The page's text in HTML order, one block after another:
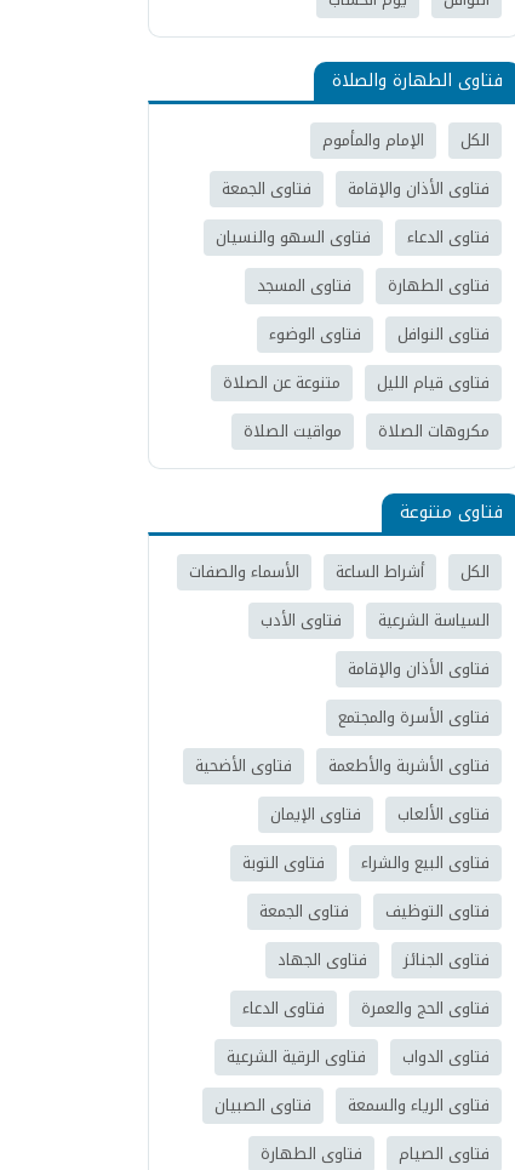
فتاوى الطهارة والصلاة
الكل
الإمام والمأموم
فتاوى الأذان والإقامة
فتاوى الجمعة
فتاوى الدعاء
فتاوى السهو والنسيان
فتاوى الطهارة
فتاوى المسجد
فتاوى النوافل
فتاوى الوضوء
فتاوى قيام الليل
متنوعة عن الصلاة
مكروهات الصلاة
مواقيت الصلاة
فتاوى متنوعة
الكل أشراط الساعة
الأسماء والصفات
السياسة الشرعية
فتاوى الأدب
فتاوى الأذان والإقامة
فتاوى الأسرة والمجتمع
فتاوى الأشربة والأطعمة
فتاوى الأضحية
فتاوى الألعاب
فتاوى الإيمان
فتاوى البيع والشراء
فتاوى التوبة
فتاوى التوظيف
فتاوى الجمعة
فتاوى الجنائز
فتاوى الجهاد
فتاوى الحج والعمرة
فتاوى الدعاء
فتاوى الدواب
فتاوى الرقية الشرعية
فتاوى الرياء والسمعة
فتاوى الصبيان
فتاوى الصيام
فتاوى الطهارة